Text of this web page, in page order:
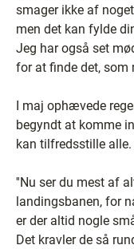
smager ikke af
men det kan fylde
Jeg har også set
for at finde det, som
I maj ophævede
begyndt at komme
kan tilfredsstille alle.
''Nu ser du mest af
landingsbanen, for
er der altid nogle
Det kravler de så